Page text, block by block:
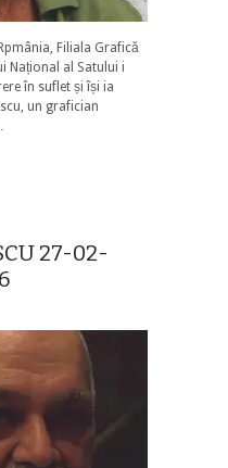
Filiala Grafică
Național al Satului i
în suflet și își ia
un grafician
27-02-